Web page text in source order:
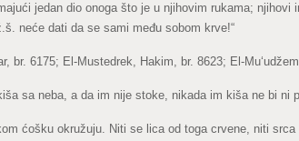
jedan dio onoga što je u njihovim rukama;
neće dati da se sami među sobom krve!“
br. 6175; El-Mustedrek, Hakim, br. 8623; El-
sa neba, a da im nije stoke, nikada im kiša ne bi ni
ćošku okružuju. Niti se lica od toga crvene, niti